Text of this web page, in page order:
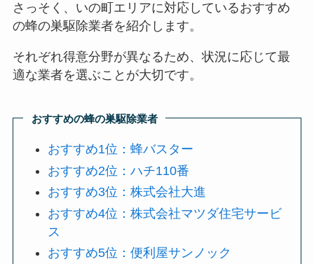
さっそく、いの町エリアに対応しているおすすめ
の蜂の巣駆除業者を紹介します。
それぞれ得意分野が異なるため、状況に応じて最
適な業者を選ぶことが大切です。
おすすめの蜂の巣駆除業者
おすすめ1位：蜂バスター
おすすめ2位：ハチ110番
おすすめ3位：株式会社大進
おすすめ4位：株式会社マツダ住宅サービ
ス
おすすめ5位：便利屋サンノック